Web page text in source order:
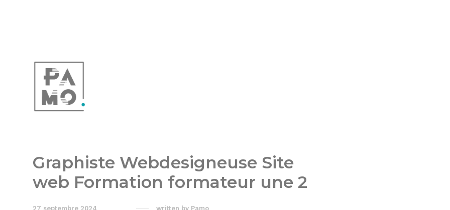
Graphiste Webdesigneuse Site
web Formation formateur une 2
27 septembre 2024 written by Pamo